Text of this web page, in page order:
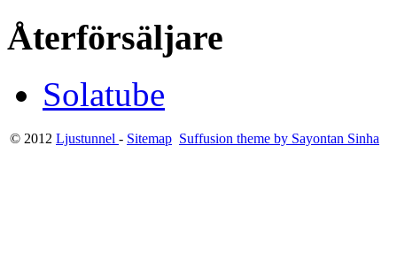
Återförsäljare
Solatube
© 2012 Ljustunnel - Sitemap Suffusion theme by Sayontan Sinha